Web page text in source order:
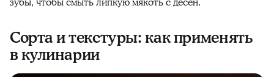
Сорта и текстуры: как применять
в кулинарии